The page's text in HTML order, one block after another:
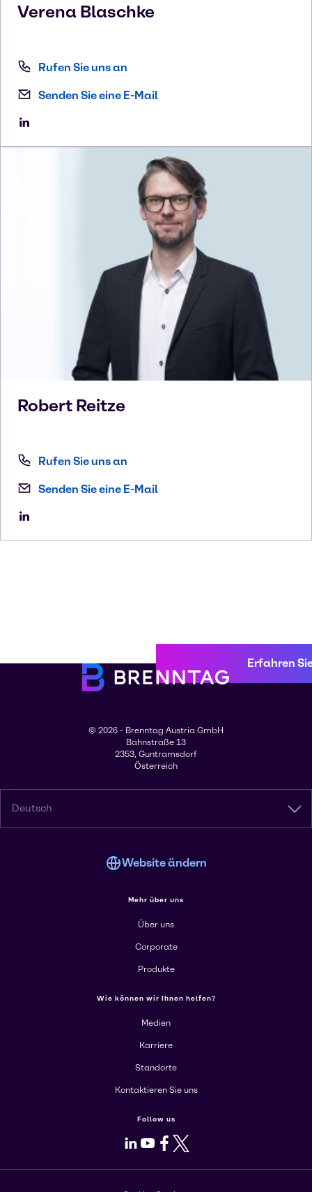
Verena Blaschke
Rufen Sie uns an
Senden Sie eine E-Mail
Robert Reitze
Rufen Sie uns an
Senden Sie eine E-Mail
Erfahren
© 2026 - Brenntag Austria GmbH
Bahnstraße 13
2353, Guntramsdorf
Österreich
Deutsch
Website ändern
Mehr über uns
Über uns
Corporate
Produkte
Wie können wir Ihnen helfen?
Medien
Karriere
Standorte
Kontaktieren Sie uns
Follow us
LinkedIn
Youtube
Facebook
X